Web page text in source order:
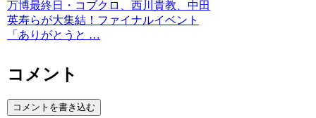
万博最終日・コブクロ、西川貴教、中田
英寿らが大集結！ファイナルイベント
「ありがとうと …
コメント
コメントを書き込む